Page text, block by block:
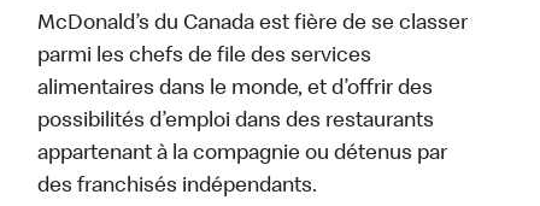
McDonald’s du Canada est fière de se classer
parmi les chefs de file des services
alimentaires dans le monde, et d’offrir des
possibilités d’emploi dans des restaurants
appartenant à la compagnie ou détenus par
des franchisés indépendants.